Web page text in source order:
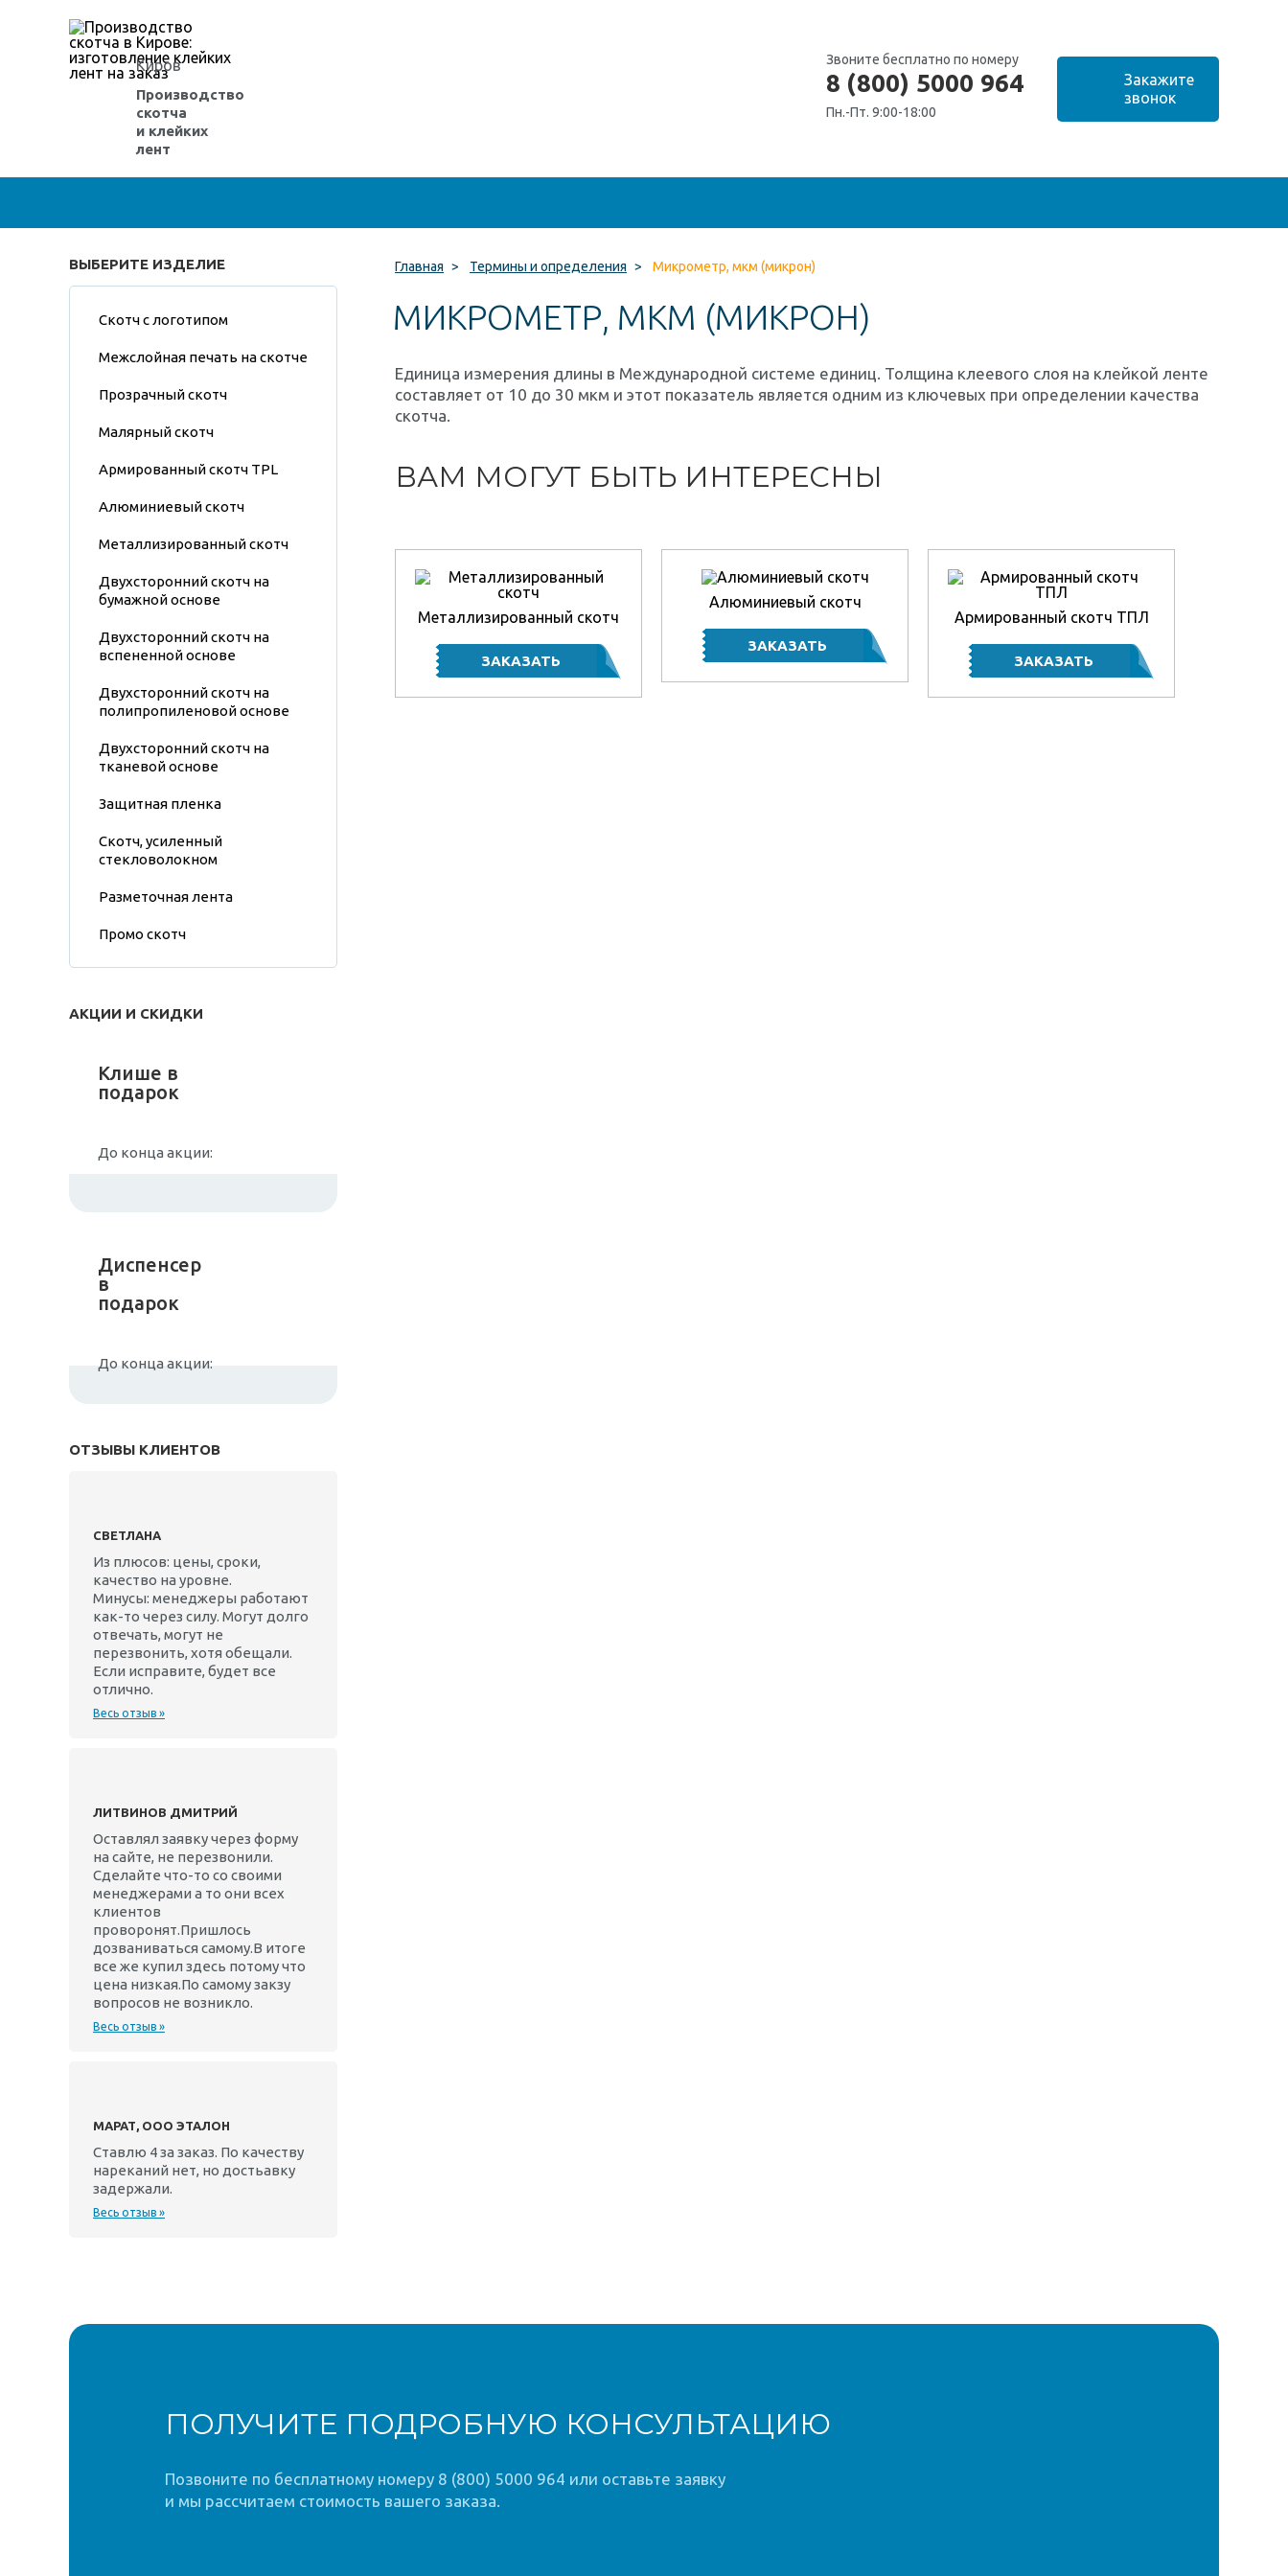
Киров
Производство
скотча
и клейких
лент
Звоните бесплатно по номеру
8 (800) 5000 964
Пн.-Пт. 9:00-18:00
ВЫБЕРИТЕ ИЗДЕЛИЕ
Скотч с логотипом
Межслойная печать на скотче
Прозрачный скотч
Малярный скотч
Армированный скотч TPL
Алюминиевый скотч
Металлизированный скотч
Двухсторонний скотч на
бумажной основе
Двухсторонний скотч на
вспененной основе
Двухсторонний скотч на
полипропиленовой основе
Двухсторонний скотч на
тканевой основе
Защитная пленка
Скотч, усиленный
стекловолокном
Разметочная лента
Промо скотч
АКЦИИ И СКИДКИ
Клише в
подарок
До конца акции:
Диспенсер
в
подарок
До конца акции:
ОТЗЫВЫ КЛИЕНТОВ
СВЕТЛАНА
Из плюсов: цены, сроки,
качество на уровне.
Минусы: менеджеры работают
как-то через силу. Могут долго
отвечать, могут не
перезвонить, хотя обещали.
Если исправите, будет все
отлично.
Весь отзыв »
ЛИТВИНОВ ДМИТРИЙ
Оставлял заявку через форму
на сайте, не перезвонили.
Сделайте что-то со своими
менеджерами а то они всех
клиентов
проворонят.Пришлось
дозваниваться самому.В итоге
все же купил здесь потому что
цена низкая.По самому закзу
вопросов не возникло.
Весь отзыв »
МАРАТ, ООО ЭТАЛОН
Ставлю 4 за заказ. По качеству
нареканий нет, но достьавку
задержали.
Весь отзыв »
Главная > Термины и определения > Микрометр, мкм (микрон)
МИКРОМЕТР, МКМ (МИКРОН)
Единица измерения длины в Международной системе единиц. Толщина клеевого слоя на клейкой ленте
составляет от 10 до 30 мкм и этот показатель является одним из ключевых при определении качества
скотча.
ВАМ МОГУТ БЫТЬ ИНТЕРЕСНЫ
Металлизированный скотч
Алюминиевый скотч
Армированный скотч ТПЛ
ПОЛУЧИТЕ ПОДРОБНУЮ КОНСУЛЬТАЦИЮ
Позвоните по бесплатному номеру 8 (800) 5000 964 или оставьте заявку
и мы рассчитаем стоимость вашего заказа.